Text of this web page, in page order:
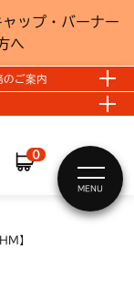
ップ・バーナー
へ
ご案内
0
MENU
】